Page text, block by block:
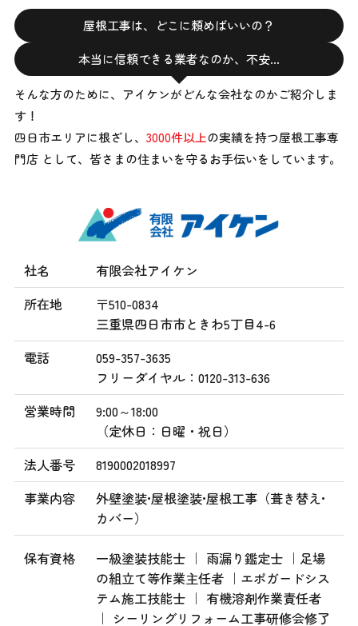
屋根工事は、どこに頼めばいいの？
本当に信頼できる業者なのか、不安…
そんな方のために、アイケンがどんな会社なのかご紹介しま
す！
四日市エリアに根ざし、 3000件以上の実績を持つ屋根工事専
門店 として、 皆さまの住まいを守るお手伝いをしています。
社名
有限会社アイケン
所在地
〒510-0834
三重県四日市市ときわ5丁目4-6
電話
059-357-3635
フリーダイヤル：0120-313-636
営業時間
9:00～18:00
（定休日：日曜・祝日）
法人番号
8190002018997
事業内容
外壁塗装•屋根塗装•屋根工事（葺き替え•
カバー）
保有資格
一級塗装技能士 ｜ 雨漏り鑑定士 ｜足場
の組立て等作業主任者 ｜エポガードシス
テム施工技能士 ｜ 有機溶剤作業責任者
｜ シーリングリフォーム工事研修会修了